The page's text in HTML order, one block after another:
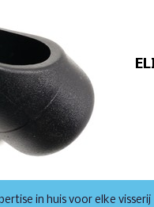
in huis voor elke visserij